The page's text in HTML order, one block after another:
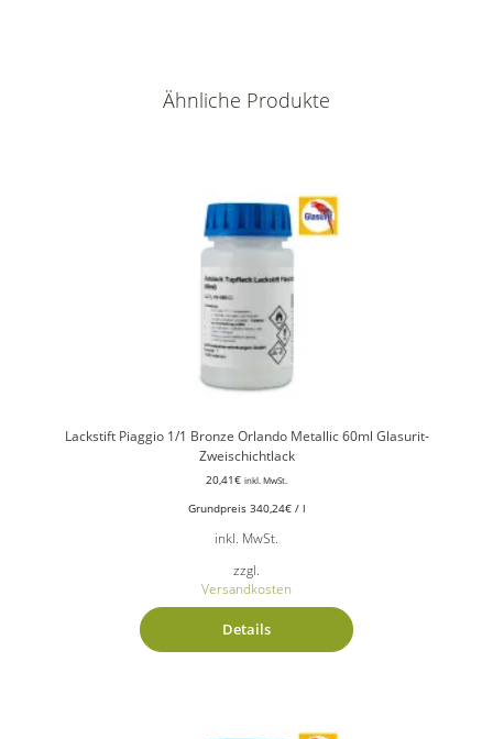
Ähnliche Produkte
Lackstift Piaggio 1/1 Bronze Orlando Metallic 60ml Glasurit-
Zweischichtlack
20,41€ inkl. MwSt.
Grundpreis 340,24€/ l
inkl. MwSt.
zzgl.
Versandkosten
Details